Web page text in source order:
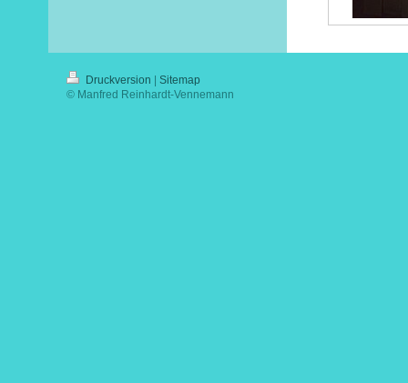
Druckversion | Sitemap
© Manfred Reinhardt-Vennemann